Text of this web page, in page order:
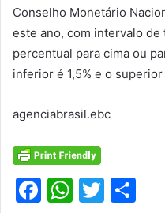
Conselho Monetário
este ano, com intervalo de
percentual para cima ou
inferior é 1,5% e o superior
agenciabrasil.ebc
F
W T